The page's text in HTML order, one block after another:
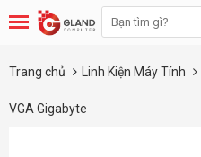
Trang chủ Linh Kiện Máy Tính
VGA Gigabyte